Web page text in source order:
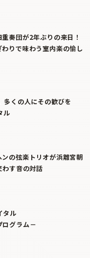
奏団が2年ぶりの来日！
りで味わう室内楽の愉し
くの人にその歓びを
ル
の弦楽トリオが浜離宮朝
わす音の対話
タル
ログラム－